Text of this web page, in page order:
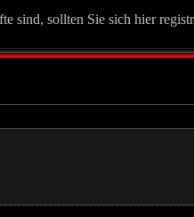
sind, sollten Sie sich hier